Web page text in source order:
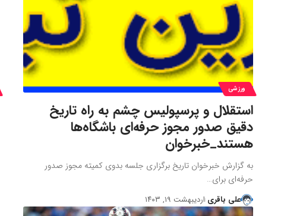
ورزشی
استقلال و پرسپولیس چشم به راه تاریخ
دقیق صدور مجوز حرفه‌ای باشگاه‌ها
هستند_خبرخوان
به گزارش خبرخوان تاریخ برگزاری جلسه بدوی کمیته مجوز صدور
حرفه‌ای برای…
علی باقری اردیبهشت ۱۹, ۱۴۰۳